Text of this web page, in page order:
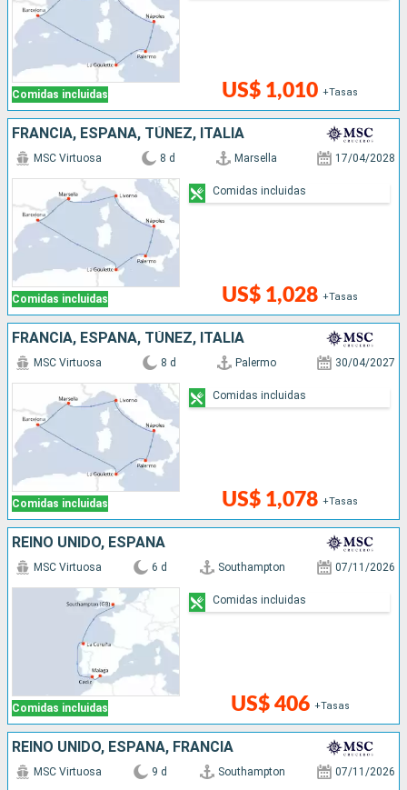
Comidas incluidas US$ 1,010 +Tasas
FRANCIA, ESPAÑA, TÚNEZ, ITALIA
Comidas incluidas
MSC Virtuosa 8 d Marsella 17/04/2028
US$ 1,028 +Tasas
Comidas incluidas
FRANCIA, ESPAÑA, TÚNEZ, ITALIA
Comidas incluidas
MSC Virtuosa 8 d Palermo 30/04/2027
US$ 1,078 +Tasas
Comidas incluidas
REINO UNIDO, ESPAÑA
Comidas incluidas
MSC Virtuosa 6 d Southampton 07/11/2026
US$ 406 +Tasas
Comidas incluidas
REINO UNIDO, ESPAÑA, FRANCIA
MSC Virtuosa 9 d Southampton 07/11/2026